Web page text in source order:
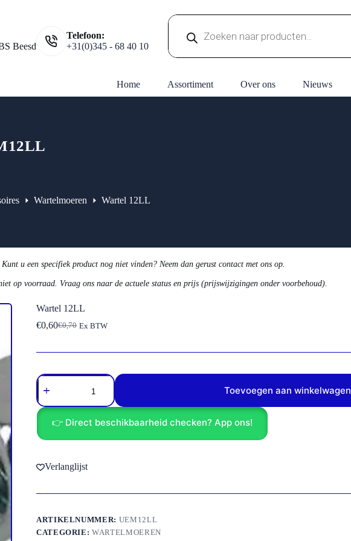
Beesd
Telefoon:
+31(0)345 - 68 40 10
zoeken
Home Assortiment Over ons Nieuws
Wartelmoeren Wartel 12LL
u een specifiek product nog niet vinden? Neem dan gerust contact met ons op.
op voorraad. Vraag ons naar de actuele status en prijs (prijswijzigingen onder voorbehoud).
Wartel 12LL
€0,70
Oorspronkelijke
was:
€0,60Huidige
is:
Ex BTW
Wartel
12LL
aantal
Toevoegen aan winkelwagen
👉 Direct beschikbaarheid checken? App ons!
Verlanglijst
ARTIKELNUMMER: UEM12LL
CATEGORIE:WARTELMOEREN